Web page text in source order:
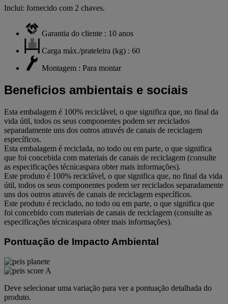
Inclui: fornecido com 2 chaves.
Garantia do cliente : 10 anos
Carga máx./prateleira (kg) : 60
Montagem : Para montar
Beneficios ambientais e sociais
Esta embalagem é 100% reciclável, o que significa que, no final da
vida útil, todos os seus componentes podem ser reciclados
separadamente uns dos outros através de canais de reciclagem
específicos.
Esta embalagem é reciclada, no todo ou em parte, o que significa
que foi concebida com materiais de canais de reciclagem (consulte
as especificações técnicaspara obter mais informações).
Este produto é 100% reciclável, o que significa que, no final da vida
útil, todos os seus componentes podem ser reciclados separadamente
uns dos outros através de canais de reciclagem específicos.
Este produto é reciclado, no todo ou em parte, o que significa que
foi concebido com materiais de canais de reciclagem (consulte as
especificações técnicaspara obter mais informações).
Pontuação de Impacto Ambiental
Deve selecionar uma variação para ver a pontuação detalhada do
produto.